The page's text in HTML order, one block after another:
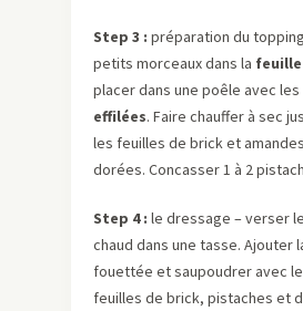
Step 3 : préparation du
petits morceaux dans la
placer dans une poêle avec les
effilées. Faire chauffer à sec
les feuilles de brick et
dorées. Concasser 1 à 2
Step 4 : le dressage – verser
chaud dans une tasse. Ajouter
fouettée et saupoudrer avec
feuilles de brick, pistaches et